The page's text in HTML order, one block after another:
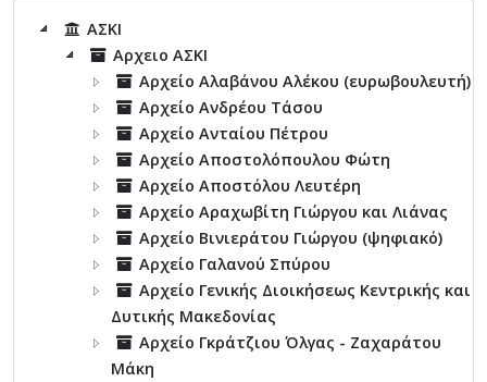
ΑΣΚΙ
Αρχειο ΑΣΚΙ
Αρχείο Αλαβάνου Αλέκου (ευρωβουλευτή)
Αρχείο Ανδρέου Τάσου
Αρχείο Ανταίου Πέτρου
Αρχείο Αποστολόπουλου Φώτη
Αρχείο Αποστόλου Λευτέρη
Αρχείο Αραχωβίτη Γιώργου και Λιάνας
Αρχείο Βινιεράτου Γιώργου (ψηφιακό)
Αρχείο Γαλανού Σπύρου
Αρχείο Γενικής Διοικήσεως Κεντρικής και
Δυτικής Μακεδονίας
Αρχείο Γκράτζιου Όλγας - Ζαχαράτου
Μάκη